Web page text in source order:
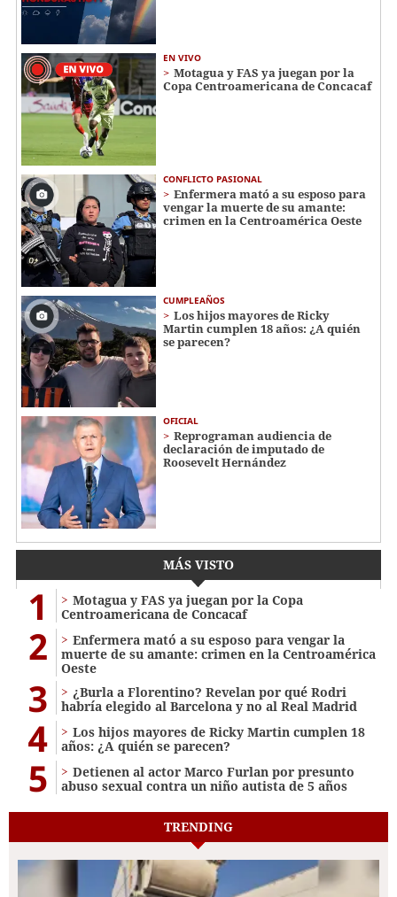
EN VIVO
Motagua y FAS ya juegan por la
Copa Centroamericana de Concacaf
CONFLICTO PASIONAL
Enfermera mató a su esposo para
vengar la muerte de su amante:
crimen en la Centroamérica Oeste
CUMPLEAÑOS
Los hijos mayores de Ricky
Martin cumplen 18 años: ¿A quién
se parecen?
OFICIAL
Reprograman audiencia de
declaración de imputado de
Roosevelt Hernández
MÁS VISTO
1
Motagua y FAS ya juegan por la Copa
Centroamericana de Concacaf
2
Enfermera mató a su esposo para vengar la
muerte de su amante: crimen en la Centroamérica
Oeste
3
¿Burla a Florentino? Revelan por qué Rodri
habría elegido al Barcelona y no al Real Madrid
4
Los hijos mayores de Ricky Martin cumplen 18
años: ¿A quién se parecen?
5
Detienen al actor Marco Furlan por presunto
abuso sexual contra un niño autista de 5 años
TRENDING